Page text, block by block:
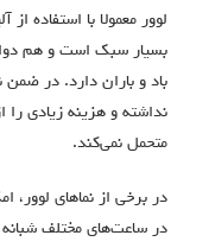
لوور معمولا با استفاده
بسیار سبک است و هم دوام
باد و باران دارد. در ضمن
نداشته و هزینه زیادی را
متحمل نمی‌کند.
در برخی از نماهای لوور،
در ساعت‌های مختلف شبانه